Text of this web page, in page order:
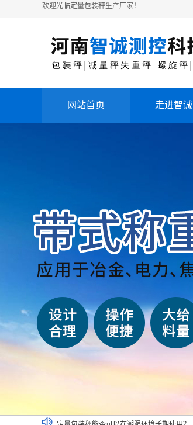
欢迎光临定量包装秤生产厂家！
网站首页 走进智诚
定量包装秤能否可以在潮湿环境长期使用？